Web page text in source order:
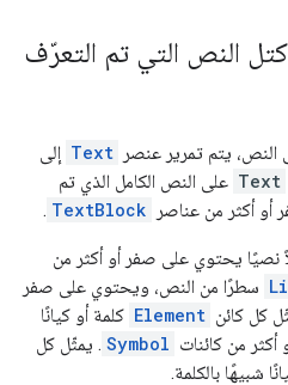
النص التي تم التعرّف
يتم تمرير عنصر Text إلى
Text على النص الكامل الذي تم
أو أكثر من عناصر
TextBlock
.
نصيًا يحتوي على صفر أو أكثر من
سطرًا من النص، ويحتوي على صفر
كل كائن Element كلمة أو كيانًا
من كائنات Symbol . يمثّل كل
شبيهًا بالكلمة.